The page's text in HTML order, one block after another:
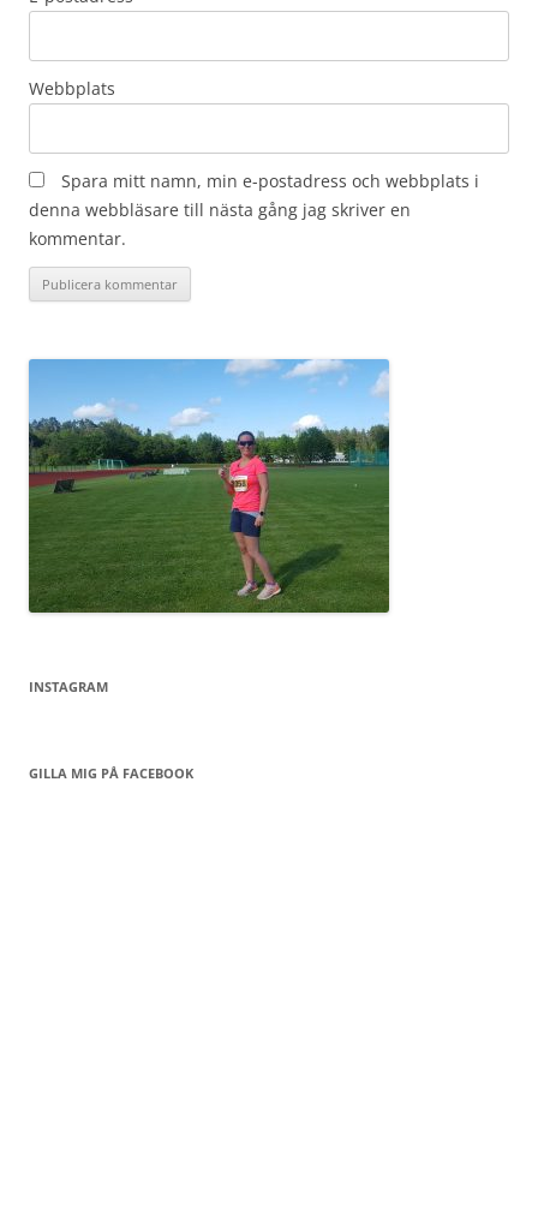
Webbplats
Spara mitt namn, min e-postadress och webbplats i
denna webbläsare till nästa gång jag skriver en
kommentar.
INSTAGRAM
GILLA MIG PÅ FACEBOOK